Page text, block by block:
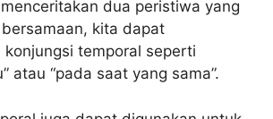
dua peristiwa yang
kita dapat
konjungsi temporal seperti
atau “pada saat yang sama”.